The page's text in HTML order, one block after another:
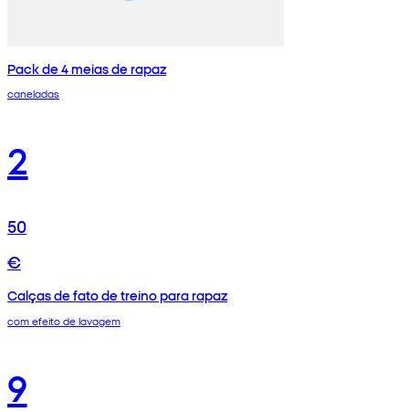
Pack de 4 meias de rapaz
caneladas
2
50
€
Calças de fato de treino para rapaz
com efeito de lavagem
9